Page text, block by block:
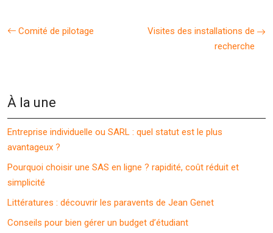
Comité de pilotage
Visites des installations de
recherche
À la une
Entreprise individuelle ou SARL : quel statut est le plus
avantageux ?
Pourquoi choisir une SAS en ligne ? rapidité, coût réduit et
simplicité
Littératures : découvrir les paravents de Jean Genet
Conseils pour bien gérer un budget d’étudiant